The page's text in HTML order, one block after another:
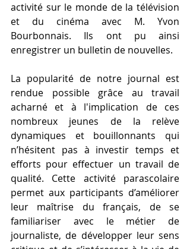
activité sur le monde de la télévision
et du cinéma avec M. Yvon
Bourbonnais. Ils ont pu ainsi
enregistrer un bulletin de nouvelles.
La popularité de notre journal est
rendue possible grâce au travail
acharné et à l'implication de ces
nombreux jeunes de la relève
dynamiques et bouillonnants qui
n’hésitent pas à investir temps et
efforts pour effectuer un travail de
qualité. Cette activité parascolaire
permet aux participants d’améliorer
leur maîtrise du français, de se
familiariser avec le métier de
journaliste, de développer leur sens